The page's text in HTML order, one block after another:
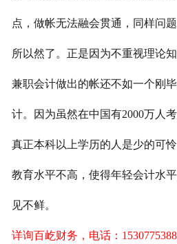
点，做帐无法融会贯通，同样问
所以然了。正是因为不重视理论
兼职会计做出的帐还不如一个刚
计。因为虽然在中国有2000万人
真正本科以上学历的人是少的可
教育水平不高，使得年轻会计水
见不鲜。
详询百屹财务，电话：